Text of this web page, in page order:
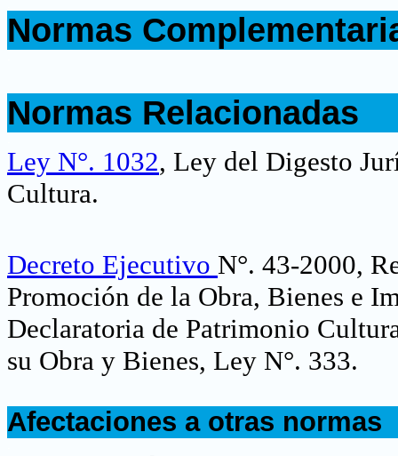
Normas
Normas Relacionadas
Ley N°. 1032, Ley del Digesto
Cultura.
Decreto Ejecutivo N°. 43-2000,
Promoción de la Obra, Bienes e
Declaratoria de Patrimonio
su Obra y Bienes, Ley N°. 333.
Afectaciones a otras normas